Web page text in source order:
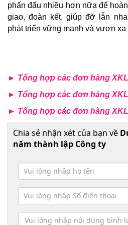
phấn đấu nhiều hơn nữa để
giao, đoàn kết, giúp đỡ lẫn
phát triển vững mạnh và vươn
► Tổng hợp các đơn hàng
► Tổng hợp các đơn hàng
► Tổng hợp các đơn hàng
Chia sẻ nhận xét của bạn về
năm thành lập Công ty